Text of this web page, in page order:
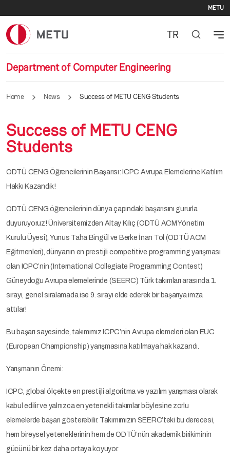
METU
Department of Computer Engineering
TR
Home News Success of METU CENG Students
Success of METU CENG
Students
ODTÜ CENG Öğrencilerinin Başarısı: ICPC Avrupa Elemelerine Katılım
Hakkı Kazandık!
ODTÜ CENG öğrencilerinin dünya çapındaki başarısını gururla
duyuruyoruz! Üniversitemizden Altay Kılıç (ODTÜ ACM Yönetim
Kurulu Üyesi), Yunus Taha Bingül ve Berke İnan Tol (ODTÜ ACM
Eğitmenleri), dünyanın en prestijli competitive programming yarışması
olan ICPC’nin (International Collegiate Programming Contest)
Güneydoğu Avrupa elemelerinde (SEERC) Türk takımları arasında 1.
sırayı, genel sıralamada ise 9. sırayı elde ederek bir başarıya imza
attılar!
Bu başarı sayesinde, takımımız ICPC’nin Avrupa elemeleri olan EUC
(European Championship) yarışmasına katılmaya hak kazandı.
Yarışmanın Önemi:
ICPC, global ölçekte en prestijli algoritma ve yazılım yarışması olarak
kabul edilir ve yalnızca en yetenekli takımlar böylesine zorlu
elemelerde başarı gösterebilir. Takımımızın SEERC’teki bu derecesi,
hem bireysel yeteneklerinin hem de ODTÜ’nün akademik birikiminin
gücünü bir kez daha ortaya koyuyor.